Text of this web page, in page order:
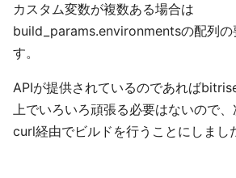
カスタム変数が複数ある場合は
build_params.environmentsの配列の
す。
APIが提供されているのであれば
上でいろいろ頑張る必要はないので
curl経由でビルドを行うことにしまし